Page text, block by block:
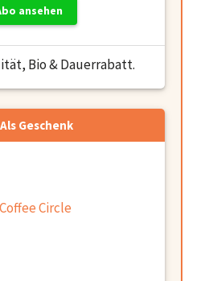
ansehen
Bio & Dauerrabatt.
Als Geschenk